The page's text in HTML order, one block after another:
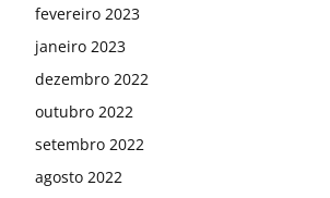
fevereiro 2023
janeiro 2023
dezembro 2022
outubro 2022
setembro 2022
agosto 2022